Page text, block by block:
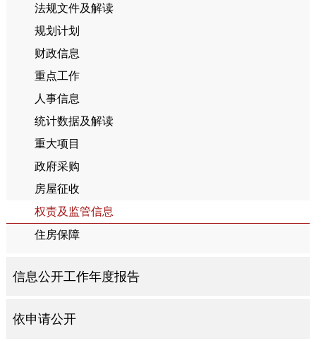
法规文件及解读
规划计划
财政信息
重点工作
人事信息
统计数据及解读
重大项目
政府采购
房屋征收
权责及监管信息
住房保障
信息公开工作年度报告
依申请公开